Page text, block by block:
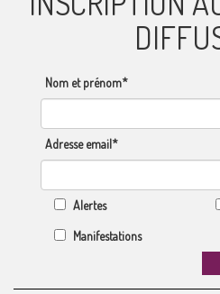
Nom et prénom*
Adresse email*
Alertes
Manifestations